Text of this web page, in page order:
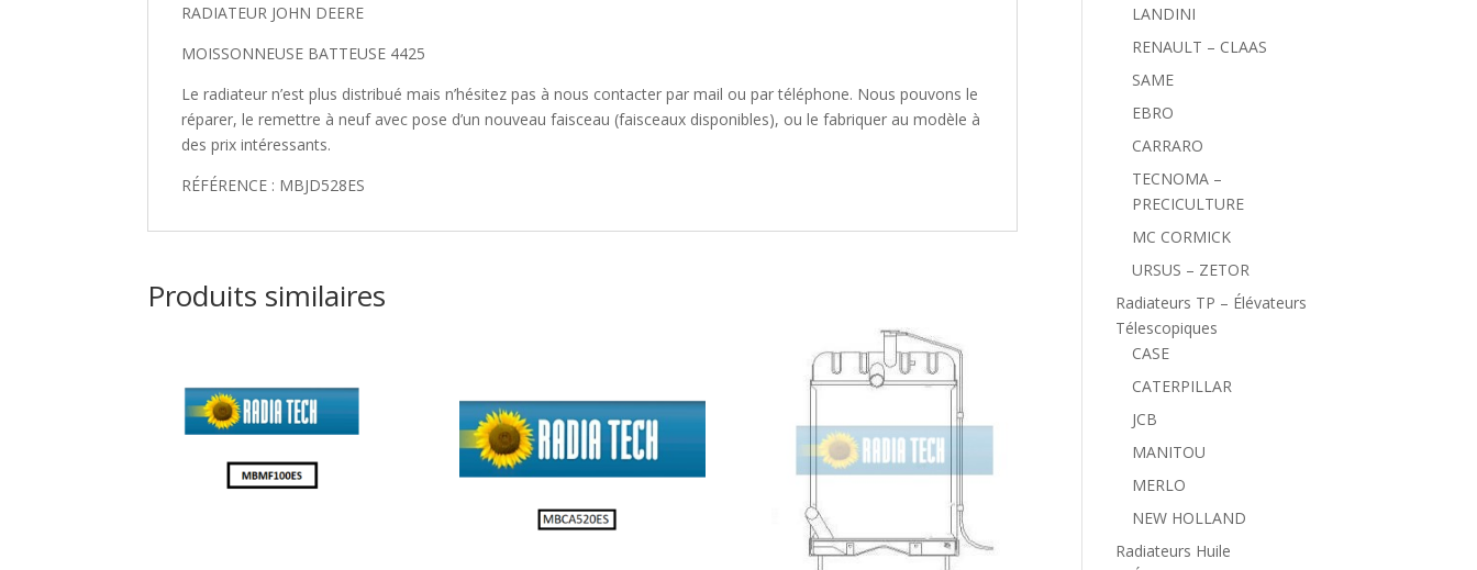
RADIATEUR JOHN DEERE
MOISSONNEUSE BATTEUSE 4425
Le radiateur n’est plus distribué mais n’hésitez pas à nous contacter par mail ou par téléphone. Nous pouvons le
réparer, le remettre à neuf avec pose d’un nouveau faisceau (faisceaux disponibles), ou le fabriquer au modèle à
des prix intéressants.
RÉFÉRENCE : MBJD528ES
Produits similaires
LANDINI
RENAULT – CLAAS
SAME
EBRO
CARRARO
TECNOMA –
PRECICULTURE
MC CORMICK
URSUS – ZETOR
Radiateurs TP – Élévateurs
Télescopiques
CASE
CATERPILLAR
JCB
MANITOU
MERLO
NEW HOLLAND
Radiateurs Huile